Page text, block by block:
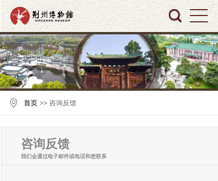
首页 >> 咨询反馈
咨询反馈
我们会通过电子邮件或电话和您联系